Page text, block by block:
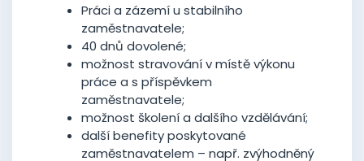
Práci a zázemí u stabilního
zaměstnavatele;
40 dnů dovolené;
možnost stravování v místě výkonu
práce a s příspěvkem
zaměstnavatele;
možnost školení a dalšího vzdělávání;
další benefity poskytované
zaměstnavatelem – např. zvýhodněný